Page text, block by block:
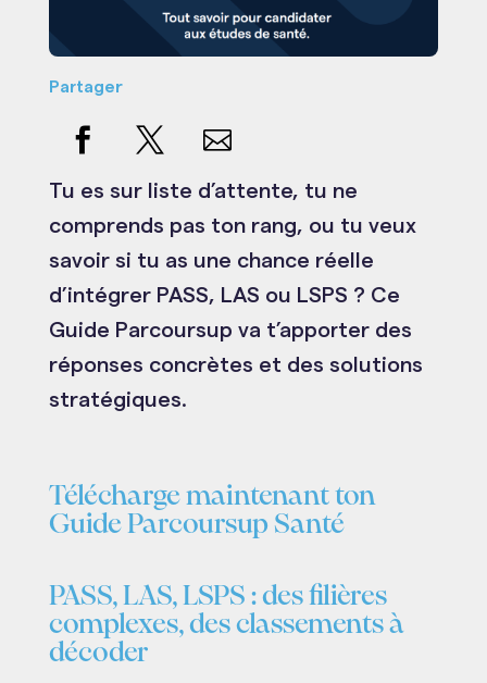
Partager
Tu es sur liste d’attente, tu ne
comprends pas ton rang, ou tu veux
savoir si tu as une chance réelle
d’intégrer PASS, LAS ou LSPS ? Ce
Guide Parcoursup va t’apporter des
réponses concrètes et des solutions
stratégiques.
Télécharge maintenant ton
Guide Parcoursup Santé
PASS, LAS, LSPS : des filières
complexes, des classements à
décoder